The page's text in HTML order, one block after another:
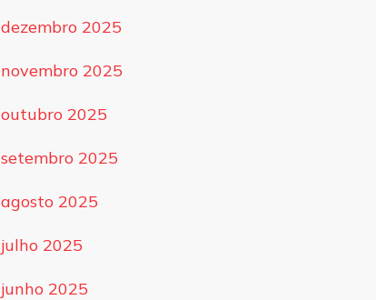
dezembro 2025
novembro 2025
outubro 2025
setembro 2025
agosto 2025
julho 2025
junho 2025